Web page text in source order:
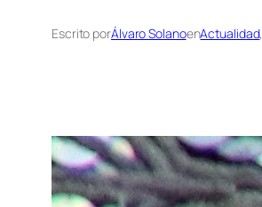
Escrito porÁlvaro SolanoenActualidad,